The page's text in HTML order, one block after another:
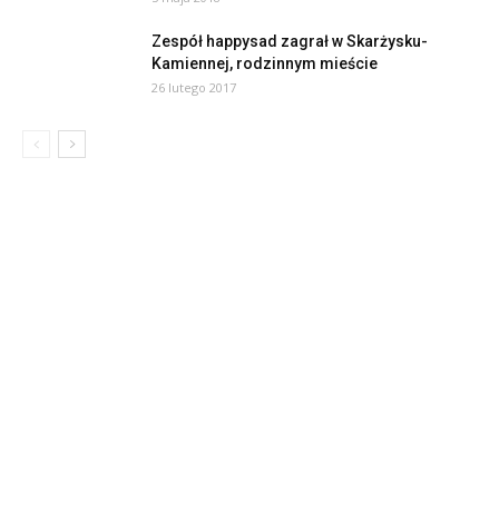
Zespół happysad zagrał w Skarżysku-
Kamiennej, rodzinnym mieście
26 lutego 2017